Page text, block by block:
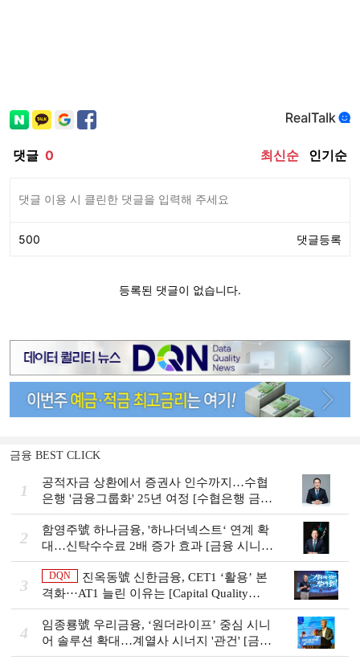
금융 BEST CLICK
1
공적자금 상환에서 증권사 인수까지…수협
은행 '금융그룹화' 25년 여정 [수협은행 금융
그룹의 꿈①]
2
함영주號 하나금융, '하나더넥스트‘ 연계 확
대…신탁수수료 2배 증가 효과 [금융 시니어
비즈니스 돋보기]
3
DQN
진옥동號 신한금융, CET1 ‘활용’ 본
격화···AT1 늘린 이유는 [Capital Quality
Review]
4
임종룡號 우리금융, ‘원더라이프’ 중심 시니
어 솔루션 확대…계열사 시너지 '관건' [금융
시니어 비즈니스 돋보기]